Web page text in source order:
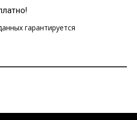
гарантируется